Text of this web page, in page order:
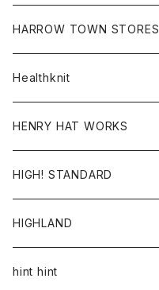
スウェット
カーディガン
コート
ボトム
パンツ
ロンTEE
HARROW TOWN STORES
Healthknit
HENRY HAT WORKS
帽子
HIGH! STANDARD
アウター
ジャケット
トップス
HIGHLAND
帽子
hint hint